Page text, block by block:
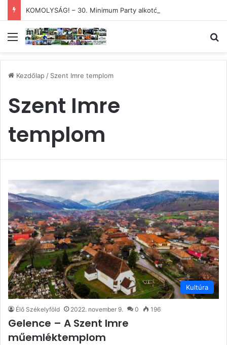
Menü
Kezdőlap/ Szent Imre templom
Szent Imre
templom
Kultúra
Élő Székelyföld 2022. november 9. 0 196
Gelence – A Szent Imre
műemléktemplom